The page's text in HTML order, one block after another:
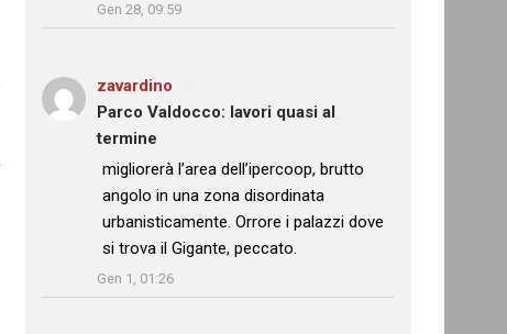
Gen 28, 09:59
zavardino
Parco Valdocco: lavori quasi al
termine
: “
migliorerà l’area dell’ipercoop, brutto
angolo in una zona disordinata
urbanisticamente. Orrore i palazzi dove
si trova il Gigante, peccato.
Gen 1, 01:26